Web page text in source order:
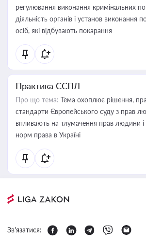
регулювання виконання кримінальних
діяльність органів і установ виконання
осіб, які відбувають покарання
Практика ЄСПЛ
Про що тема: Тема охоплює рішення,
стандарти Європейського суду з прав
впливають на тлумачення прав людини і
норм права в Україні
Зв'язатися: